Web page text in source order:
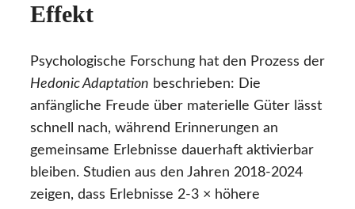
Effekt
Psychologische Forschung hat den Prozess der
Hedonic Adaptation beschrieben: Die
anfängliche Freude über materielle Güter lässt
schnell nach, während Erinnerungen an
gemeinsame Erlebnisse dauerhaft aktivierbar
bleiben. Studien aus den Jahren 2018-2024
zeigen, dass Erlebnisse 2-3 × höhere